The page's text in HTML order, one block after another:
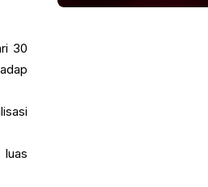
30
luas